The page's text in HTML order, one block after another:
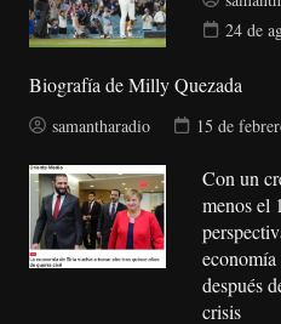
24 de
Biografía de Milly Quezada
samantharadio 15 de
Con un
menos el
después
crisis